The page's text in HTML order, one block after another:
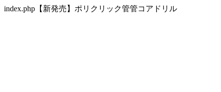
index.php【新発売】ポリクリック管管コアドリル